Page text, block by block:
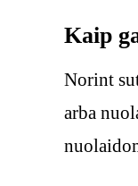
Kaip
Norint
arba